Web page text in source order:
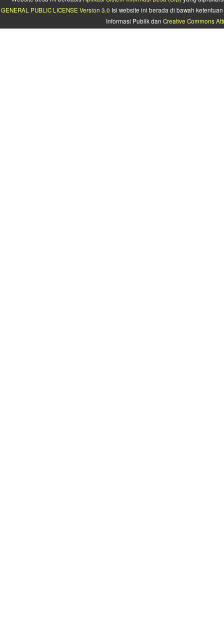
GENERAL PUBLIC LICENSE Version 3.0 Isi website ini berada di bawah
Informasi Publik dan Creative Commons